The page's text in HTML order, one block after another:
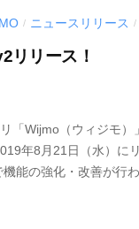
/ ニュースリリース /
リリース！
「Wijmo（ウィジモ）
年8月21日（水）に
能の強化・改善が行わ